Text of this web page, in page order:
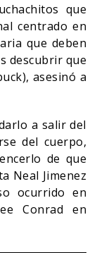
que
centrado en
que deben
descubrir que
asesinó a
a salir del
del cuerpo,
de que
Neal Jimenez
ocurrido en
Conrad en